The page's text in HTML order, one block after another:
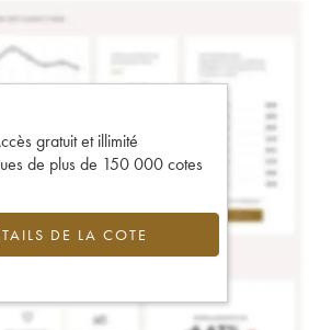
gratuit et illimité
de plus de 150 000 cotes
DE LA COTE